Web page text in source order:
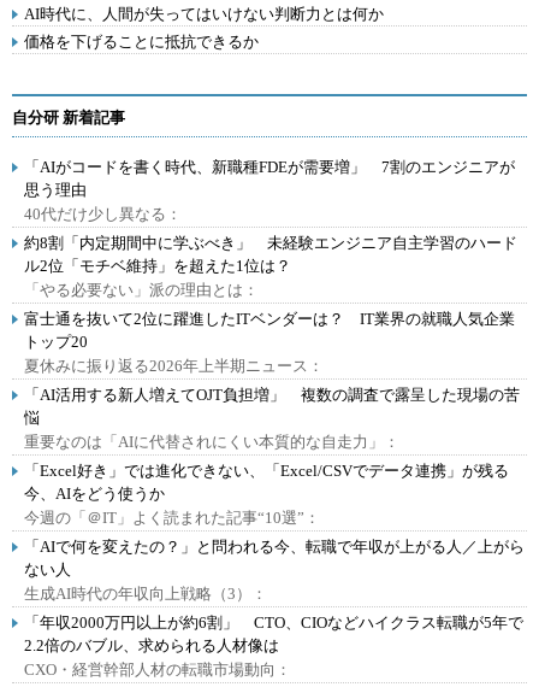
AI時代に、人間が失ってはいけない判断力とは何か
価格を下げることに抵抗できるか
自分研 新着記事
「AIがコードを書く時代、新職種FDEが需要増」 7割のエンジニアが
思う理由
40代だけ少し異なる：
約8割「内定期間中に学ぶべき」 未経験エンジニア自主学習のハード
ル2位「モチベ維持」を超えた1位は？
「やる必要ない」派の理由とは：
富士通を抜いて2位に躍進したITベンダーは？ IT業界の就職人気企業
トップ20
夏休みに振り返る2026年上半期ニュース：
「AI活用する新人増えてOJT負担増」 複数の調査で露呈した現場の苦
悩
重要なのは「AIに代替されにくい本質的な自走力」：
「Excel好き」では進化できない、「Excel/CSVでデータ連携」が残る
今、AIをどう使うか
今週の「＠IT」よく読まれた記事“10選”：
「AIで何を変えたの？」と問われる今、転職で年収が上がる人／上がら
ない人
生成AI時代の年収向上戦略（3）：
「年収2000万円以上が約6割」 CTO、CIOなどハイクラス転職が5年で
2.2倍のバブル、求められる人材像は
CXO・経営幹部人材の転職市場動向：